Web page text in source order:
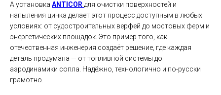
А установка ANTICORдля очистки поверхностей и
напыления цинка делает этот процесс доступным в любых
условиях: от судостроительных верфей до мостовых ферм и
энергетических площадок. Это пример того, как
отечественная инженерия создаёт решение, где каждая
деталь продумана — от топливной системы до
аэродинамики сопла. Надёжно, технологично и по-русски
грамотно.